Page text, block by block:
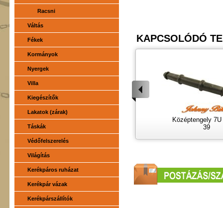
KAPCSOLÓDÓ
Középtengely 7U
39
Racsni
Váltás
Fékek
Kormányok
Nyergek
Villa
Kiegészítők
Lakatok (zárak)
Táskák
Védőfelszerelés
Világítás
Kerékpáros ruházat
Kerékpár vázak
Kerékpárszállítók